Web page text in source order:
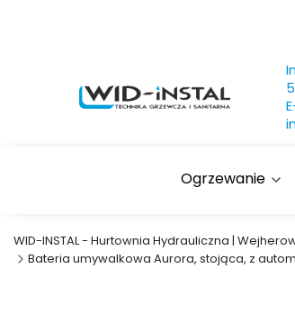
Ogrzewanie
WID-INSTAL - Hurtownia Hydrauliczna |
Bateria umywalkowa Aurora, stojąca, z